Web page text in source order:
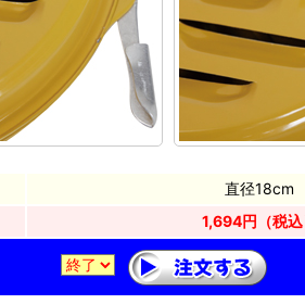
直径18cm
1,694円（税